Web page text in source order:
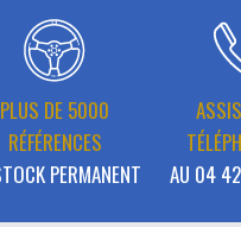
PLUS DE 5000
RÉFÉRENCES
PERMANENT
AU 04